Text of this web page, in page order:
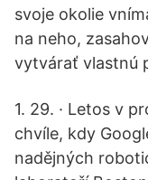
svoje okolie
na neho,
vytvárať vlastnú
1. 29. · Letos v
chvíle, kdy
nadějných